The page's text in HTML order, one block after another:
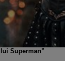
Superman”